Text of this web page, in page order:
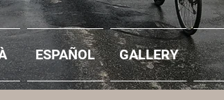
ESPAÑOL GALLERY